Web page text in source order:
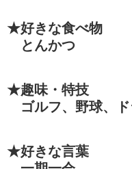
★好きな食べ物
とんかつ
★趣味・特技
ゴルフ、野球、
★好きな言葉